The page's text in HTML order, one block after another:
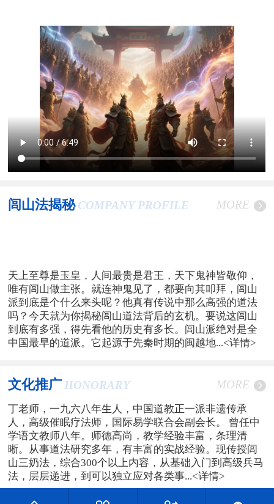
闾山法揭秘 COMPANY PROFILE MORE
天上至尊是玉皇，人间最贵是君王，天下鬼神皆敬仰，
唯有闾山做主张。就连神鬼见了，都要向其叩拜，闾山
派到底是个什么来头呢？他真有传说中那么高强的道法
吗？今天就为你揭秘闾山道法背后的玄机。要说这闾山
到底有多强，得先看他的历史有多长。闾山派绝对是全
中国最早的道派。它起源于先秦时期的闽越地...<详情>
文化推广 HONORARY MORE
丁老师，一九六八年生人，中国道教正一派非遗传承
人，高级催眠疗法师，国际易学联合会副会长。 曾任中
学语文教师八年。师德高尚，教学经验丰富，条理清
晰。从事道法研究多年，有丰富的实战经验。现传授闾
山三奶法，综合300个以上内容，从基础入门到高级兵马
法，层层递进，到可以独立应对各类事...<详情>